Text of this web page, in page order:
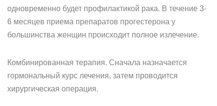
одновременно будет профилактикой рака. В течение 3-
6 месяцев приема препаратов прогестерона у
большинства женщин происходит полное излечение.
Комбинированная терапия. Сначала назначается
гормональный курс лечения, затем проводится
хирургическая операция.